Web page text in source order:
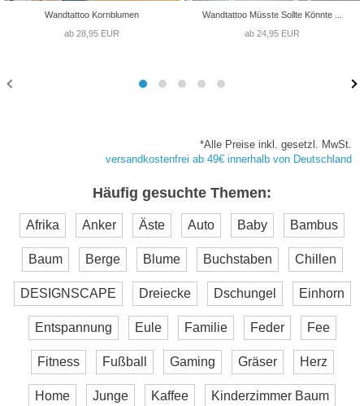
Wandtattoo Kornblumen
ab 28,95 EUR
Wandtattoo Müsste Sollte Könnte ...
ab 24,95 EUR
*Alle Preise inkl. gesetzl. MwSt.
versandkostenfrei ab 49€ innerhalb von Deutschland
Häufig gesuchte Themen:
Afrika Anker Äste Auto Baby Bambus
Baum Berge Blume Buchstaben Chillen
DESIGNSCAPE Dreiecke Dschungel Einhorn
Entspannung Eule Familie Feder Fee
Fitness Fußball Gaming Gräser Herz
Home Junge Kaffee Kinderzimmer Baum